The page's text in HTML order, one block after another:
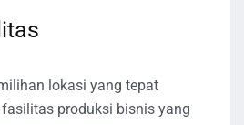
lokasi yang tepat
produksi bisnis yang